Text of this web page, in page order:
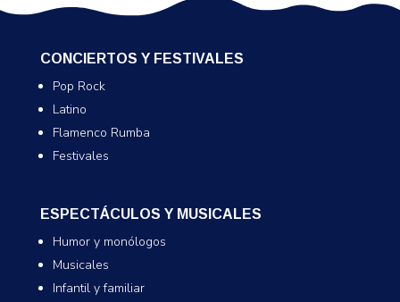
CONCIERTOS Y FESTIVALES
Pop Rock
Latino
Flamenco Rumba
Festivales
ESPECTÁCULOS Y MUSICALES
Humor y monólogos
Musicales
Infantil y familiar